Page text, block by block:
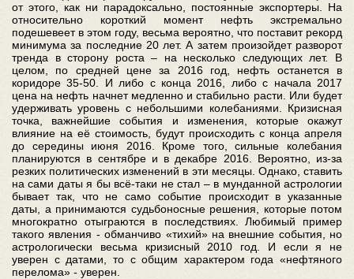
от этого, как ни парадоксально, постоянные экспортеры. На
относительно короткий момент нефть экстремально
подешевеет в этом году, весьма вероятно, что поставит рекорд
минимума за последние 20 лет. А затем произойдет разворот
тренда в сторону роста – на несколько следующих лет. В
целом, по средней цене за 2016 год, нефть останется в
коридоре 35-50. И либо с конца 2016, либо с начала 2017
цена на нефть начнет медленно и стабильно расти. Или будет
удерживать уровень с небольшими колебаниями. Кризисная
точка, важнейшие события и изменения, которые окажут
влияние на её стоимость, будут происходить с конца апреля
до середины июня 2016. Кроме того, сильные колебания
планируются в сентябре и в декабре 2016. Вероятно, из-за
резких политических изменений в эти месяцы. Однако, ставить
на сами даты я бы всё-таки не стал – в мунданной астрологии
бывает так, что не само событие происходит в указанные
даты, а принимаются судьбоносные решения, которые потом
многократно отыграются в последствиях. Любимый пример
такого явления - обманчиво «тихий» на внешние события, но
астрологически весьма кризисный 2010 год. И если я не
уверен с датами, то с общим характером года «нефтяного
перелома» - уверен.